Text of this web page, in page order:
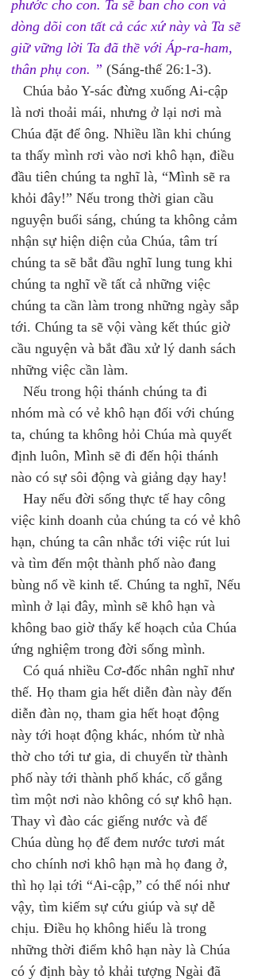
phước cho con. Ta sẽ ban cho con và
dòng dõi con tất cả các xứ này và Ta sẽ
giữ vững lời Ta đã thề với Áp-ra-ham,
thân phụ con. ” (Sáng-thế 26:1-3).
Chúa bảo Y-sác đừng xuống Ai-cập
là nơi thoải mái, nhưng ở lại nơi mà
Chúa đặt để ông. Nhiều lần khi chúng
ta thấy mình rơi vào nơi khô hạn, điều
đầu tiên chúng ta nghĩ là, “Mình sẽ ra
khỏi đây!” Nếu trong thời gian cầu
nguyện buổi sáng, chúng ta không cảm
nhận sự hiện diện của Chúa, tâm trí
chúng ta sẽ bắt đầu nghĩ lung tung khi
chúng ta nghĩ về tất cả những việc
chúng ta cần làm trong những ngày sắp
tới. Chúng ta sẽ vội vàng kết thúc giờ
cầu nguyện và bắt đầu xử lý danh sách
những việc cần làm.
Nếu trong hội thánh chúng ta đi
nhóm mà có vẻ khô hạn đối với chúng
ta, chúng ta không hỏi Chúa mà quyết
định luôn, Mình sẽ đi đến hội thánh
nào có sự sôi động và giảng dạy hay!
Hay nếu đời sống thực tế hay công
việc kinh doanh của chúng ta có vẻ khô
hạn, chúng ta cân nhắc tới việc rút lui
và tìm đến một thành phố nào đang
bùng nổ về kinh tế. Chúng ta nghĩ, Nếu
mình ở lại đây, mình sẽ khô hạn và
không bao giờ thấy kế hoạch của Chúa
ứng nghiệm trong đời sống mình.
Có quá nhiều Cơ-đốc nhân nghĩ như
thế. Họ tham gia hết diễn đàn này đến
diễn đàn nọ, tham gia hết hoạt động
này tới hoạt động khác, nhóm từ nhà
thờ cho tới tư gia, di chuyển từ thành
phố này tới thành phố khác, cố gắng
tìm một nơi nào không có sự khô hạn.
Thay vì đào các giếng nước và để
Chúa dùng họ để đem nước tươi mát
cho chính nơi khô hạn mà họ đang ở,
thì họ lại tới “Ai-cập,” có thể nói như
vậy, tìm kiếm sự cứu giúp và sự dễ
chịu. Điều họ không hiểu là trong
những thời điểm khô hạn này là Chúa
có ý định bày tỏ khải tượng Ngài đã